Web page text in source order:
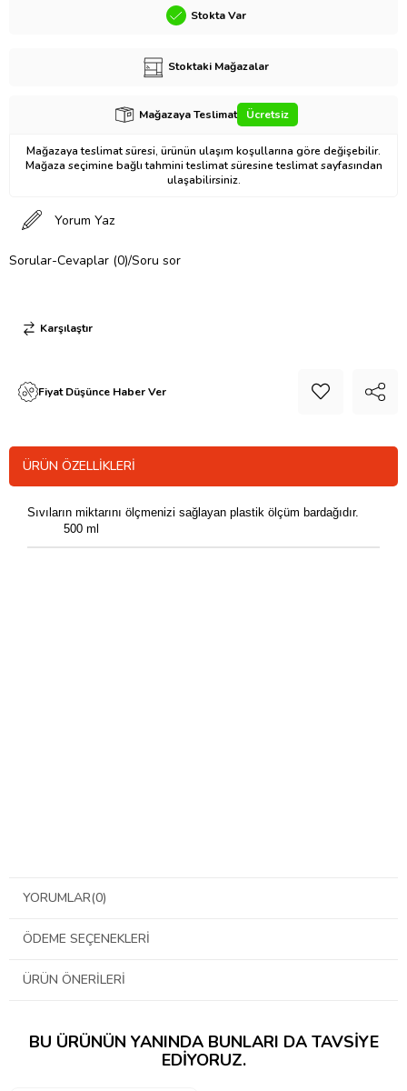
Stokta Var
Stoktaki Mağazalar
Mağazaya Teslimat Ücretsiz
Mağazaya teslimat süresi, ürünün ulaşım koşullarına göre değişebilir.
Mağaza seçimine bağlı tahmini teslimat süresine teslimat sayfasından
ulaşabilirsiniz.
Yorum Yaz
Sorular-Cevaplar (0)/Soru sor
Karşılaştır
Fiyat Düşünce Haber Ver
ÜRÜN ÖZELLIKLERI
Sıvıların miktarını ölçmenizi sağlayan plastik ölçüm bardağıdır.
500 ml
YORUMLAR(0)
ÖDEME SEÇENEKLERI
ÜRÜN ÖNERILERI
BU ÜRÜNÜN YANINDA BUNLARI DA TAVSIYE
EDIYORUZ.